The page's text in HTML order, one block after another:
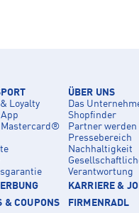
Loyalty
App
Mastercard®
& COUPONS
ÜBER UNS
Das
Shopfinder
Partner werden
Pressebereich
Nachhaltigkeit
Verantwortung
KARRIERE &
FIRMENRADL